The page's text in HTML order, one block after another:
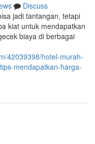
Discuss
jadi tantangan, tetapi
kiat untuk mendapatkan
biaya di berbagai
42039398/hotel-murah-
mendapatkan-harga-